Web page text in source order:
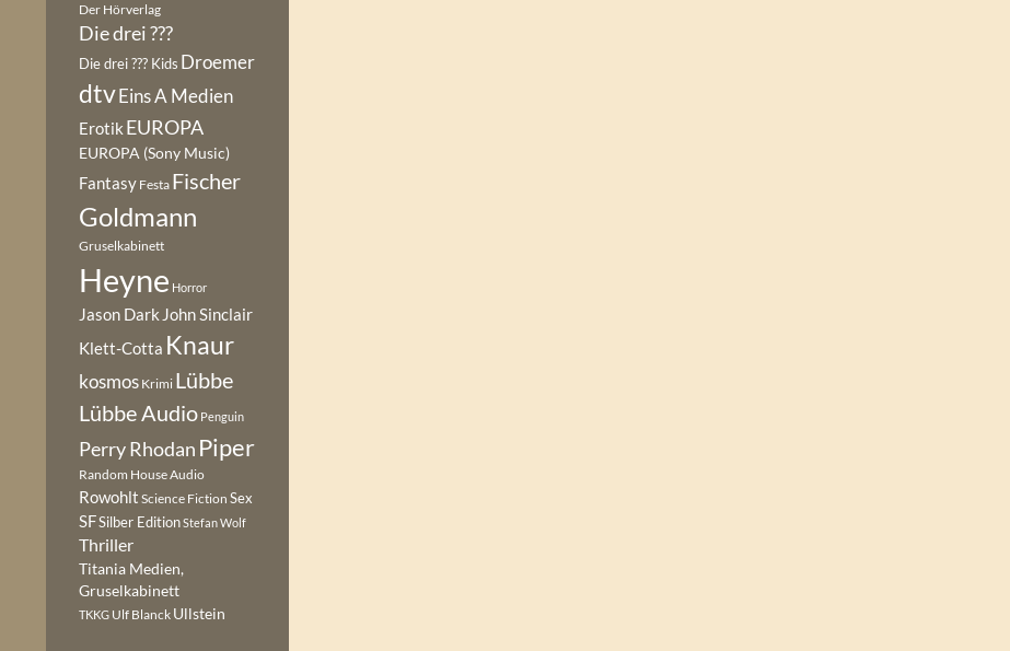
Der Hörverlag
Die drei ???
Die drei ??? Kids Droemer
dtvEins A Medien
Erotik EUROPA
EUROPA (Sony Music)
Fantasy Festa Fischer
Goldmann
Gruselkabinett
Heyne Horror
Jason Dark John Sinclair
Klett-Cotta Knaur
kosmos Krimi Lübbe
Lübbe Audio Penguin
Perry Rhodan Piper
Random House Audio
Rowohlt Science Fiction Sex
SFSilber EditionStefan Wolf
Thriller
Titania Medien,
Gruselkabinett
TKKG Ulf Blanck Ullstein